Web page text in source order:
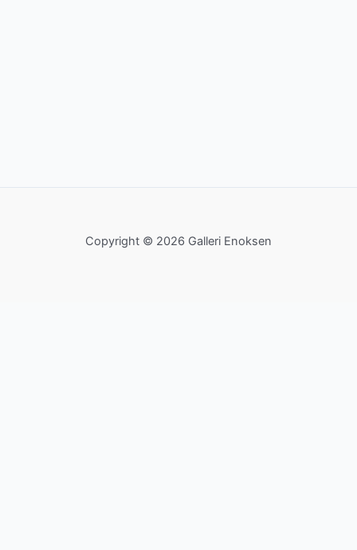
Copyright © 2026 Galleri Enoksen